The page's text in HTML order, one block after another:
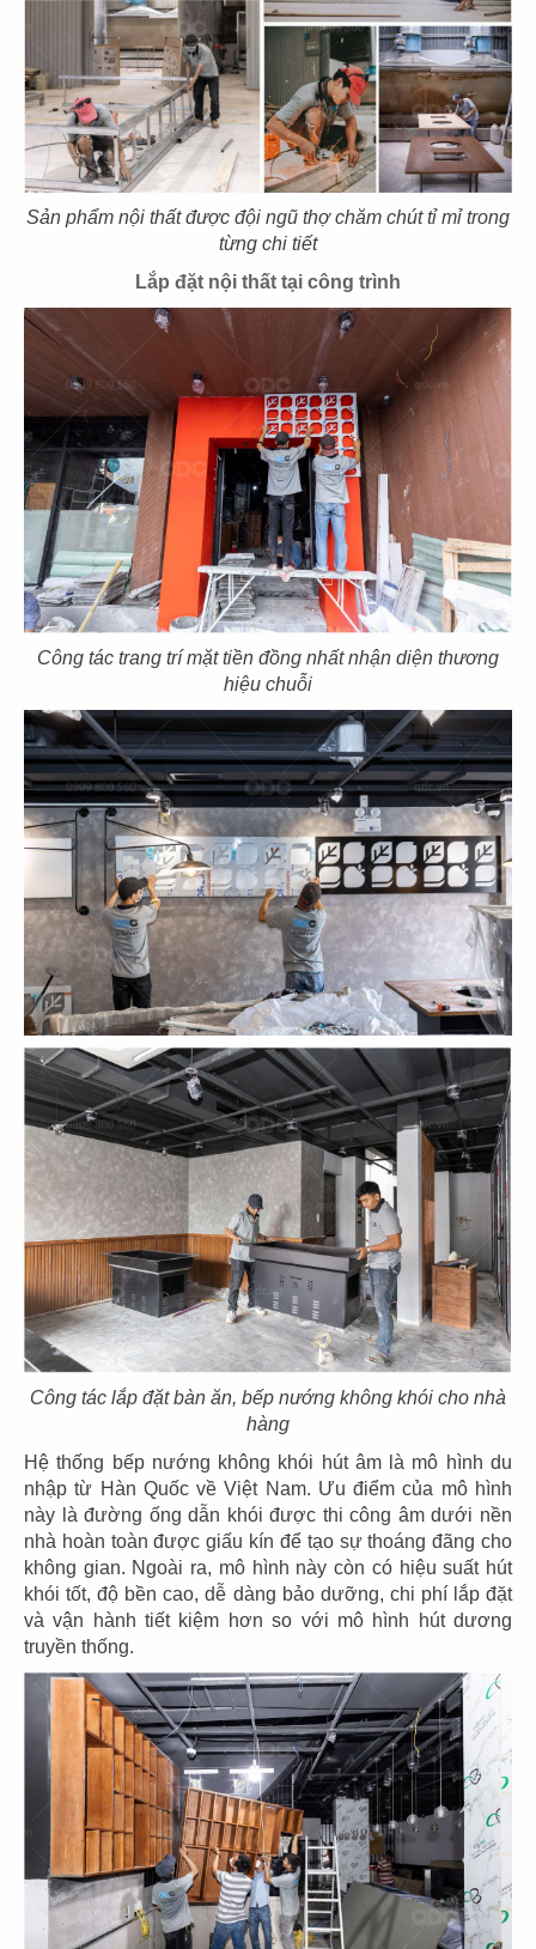
Sản phẩm nội thất được đội ngũ thợ chăm chút tỉ mỉ trong
từng chi tiết
Lắp đặt nội thất tại công trình
Công tác trang trí mặt tiền đồng nhất nhận diện thương
hiệu chuỗi
Công tác lắp đặt bàn ăn, bếp nướng không khói cho nhà
hàng
Hệ thống bếp nướng không khói hút âm là mô hình du
nhập từ Hàn Quốc về Việt Nam. Ưu điểm của mô hình
này là đường ống dẫn khói được thi công âm dưới nền
nhà hoàn toàn được giấu kín để tạo sự thoáng đãng cho
không gian. Ngoài ra, mô hình này còn có hiệu suất hút
khói tốt, độ bền cao, dễ dàng bảo dưỡng, chi phí lắp đặt
và vận hành tiết kiệm hơn so với mô hình hút dương
truyền thống.
119
PHỞ HÀ NỘI
Fountain Valley
120
PHỞ HÀ NỘI
CN San Jose - USA
121
PHỞ HÀ NỘI
CN Milpitas - USA
122
LEKAO'S COFFEE
CN Bến Tre
123
LEKAO'S COFFEE
124
KING COFFEE
125
LEGATO COFFEE
TP. Tân An
126
MAMA'S DIMSUM
TP. Tân An
127
LIÊN HOA BAKERY
CN Đà Lạt
128
MCQ FOODCOURT
CN Mirrabooka, Australia
129
FLORA HAVEN
CN San Jose - USA
130
HIRO SUSHI
CN Bến Tre
131
TOWA SUSHI
CN Long Xuyên
132
TOSHIRO
CN Tân Quy - Q.7
133
KIWAMI
CN Hải Phòng
134
TÂN VINH NGUYÊN
CN Nguyễn Chí Thanh - Q.5